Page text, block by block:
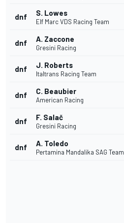
dnf S. Lowes
Elf Marc VDS Racing Team
dnf A. Zaccone
Gresini Racing
dnf J. Roberts
Italtrans Racing Team
dnf C. Beaubier
American Racing
dnf F. Salač
Gresini Racing
dnf A. Toledo
Pertamina Mandalika SAG Team